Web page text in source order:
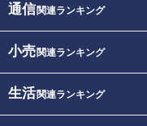
通信関連ランキング
小売関連ランキング
生活関連ランキング